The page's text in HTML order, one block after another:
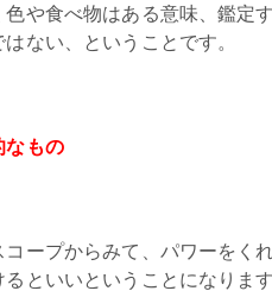
や食べ物はある意味、鑑定
ない、ということです。
なもの
ープからみて、パワーをく
といいということになります